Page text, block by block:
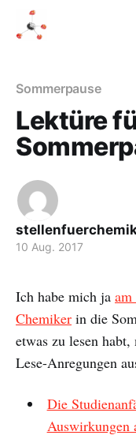
Sommerpause
Lektüre
10 Aug. 2017
Ich habe mich ja
Chemiker in die
etwas zu lesen
Lese-Anregungen
Die
Auswirkungen